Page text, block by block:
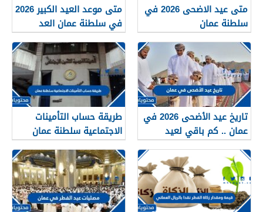
متى عيد الاضحى 2026 في
سلطنة عمان
متى موعد العيد الكبير 2026
في سلطنة عمان العد
التنازلي لعيد الاضحى
تاريخ عيد الأضحى 2026 في
عمان .. كم باقي لعيد
الاضحى ووقفة عرفة في
عمان
طريقة حساب التأمينات
الاجتماعية سلطنة عمان
2026